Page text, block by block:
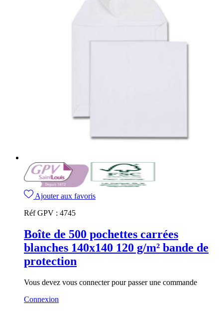
Ajouter aux favoris
Réf GPV : 4745
Boîte de 500 pochettes carrées
blanches 140x140 120 g/m² bande de
protection
Vous devez vous connecter pour passer une commande
Connexion